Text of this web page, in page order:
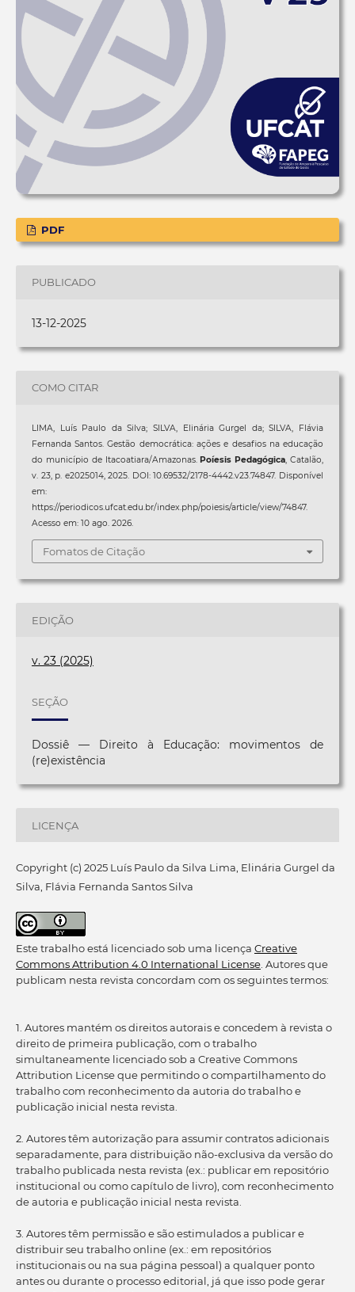
PDF
PUBLICADO
13-12-2025
COMO CITAR
LIMA, Luís Paulo da Silva; SILVA, Elinária Gurgel da; SILVA, Flávia
Fernanda Santos. Gestão democrática: ações e desafios na educação
do município de Itacoatiara/Amazonas.Poíesis Pedagógica , Catalão,
v. 23, p. e2025014, 2025. DOI: 10.69532/2178-4442.v23.74847. Disponível
em:
https://periodicos.ufcat.edu.br/index.php/poiesis/article/view/74847.
Acesso em: 10 ago. 2026.
Fomatos de Citação
EDIÇÃO
v. 23 (2025)
SEÇÃO
Dossiê — Direito à Educação: movimentos de
(re)existência
LICENÇA
Copyright (c) 2025 Luís Paulo da Silva Lima, Elinária Gurgel da
Silva, Flávia Fernanda Santos Silva
Este trabalho está licenciado sob uma licença Creative
Commons Attribution 4.0 International License. Autores que
publicam nesta revista concordam com os seguintes termos:
1. Autores mantém os direitos autorais e concedem à revista o
direito de primeira publicação, com o trabalho
simultaneamente licenciado sob a Creative Commons
Attribution License que permitindo o compartilhamento do
trabalho com reconhecimento da autoria do trabalho e
publicação inicial nesta revista.
2. Autores têm autorização para assumir contratos adicionais
separadamente, para distribuição não-exclusiva da versão do
trabalho publicada nesta revista (ex.: publicar em repositório
institucional ou como capítulo de livro), com reconhecimento
de autoria e publicação inicial nesta revista.
3. Autores têm permissão e são estimulados a publicar e
distribuir seu trabalho online (ex.: em repositórios
institucionais ou na sua página pessoal) a qualquer ponto
antes ou durante o processo editorial, já que isso pode gerar